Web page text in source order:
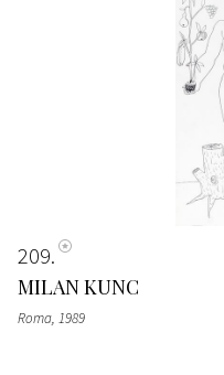
209
MILAN KUNC
Roma, 1989